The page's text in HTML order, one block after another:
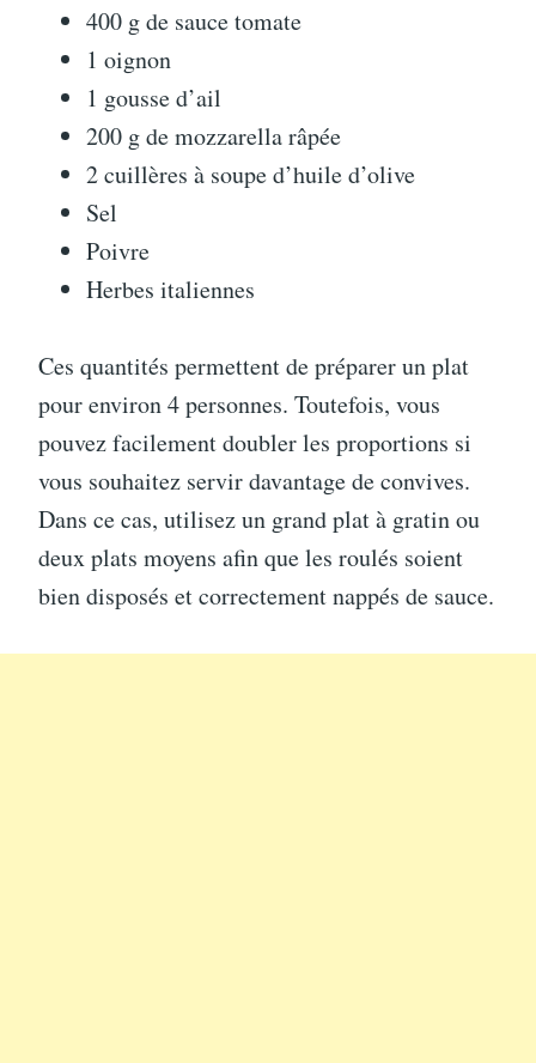
400 g de sauce tomate
1 oignon
1 gousse d’ail
200 g de mozzarella râpée
2 cuillères à soupe d’huile d’olive
Sel
Poivre
Herbes italiennes
Ces quantités permettent de préparer un plat
pour environ 4 personnes. Toutefois, vous
pouvez facilement doubler les proportions si
vous souhaitez servir davantage de convives.
Dans ce cas, utilisez un grand plat à gratin ou
deux plats moyens afin que les roulés soient
bien disposés et correctement nappés de sauce.